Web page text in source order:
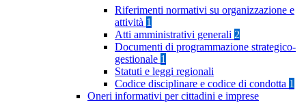
Riferimenti normativi su organizzazione e
attività 1
Atti amministrativi generali 2
Documenti di programmazione strategico-
gestionale 1
Statuti e leggi regionali
Codice disciplinare e codice di condotta 1
Oneri informativi per cittadini e imprese